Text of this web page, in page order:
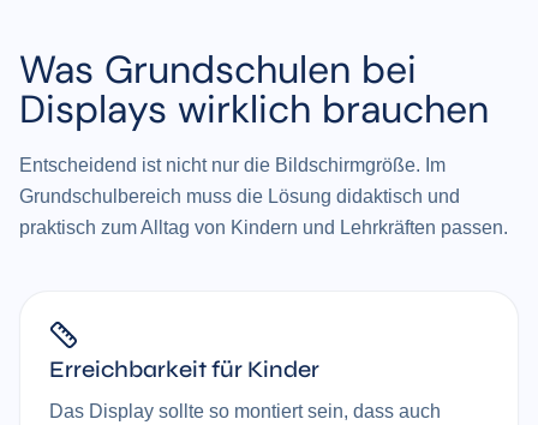
Was Grundschulen bei
Displays wirklich brauchen
Entscheidend ist nicht nur die Bildschirmgröße. Im
Grundschulbereich muss die Lösung didaktisch und
praktisch zum Alltag von Kindern und Lehrkräften passen.
Erreichbarkeit für Kinder
Das Display sollte so montiert sein, dass auch